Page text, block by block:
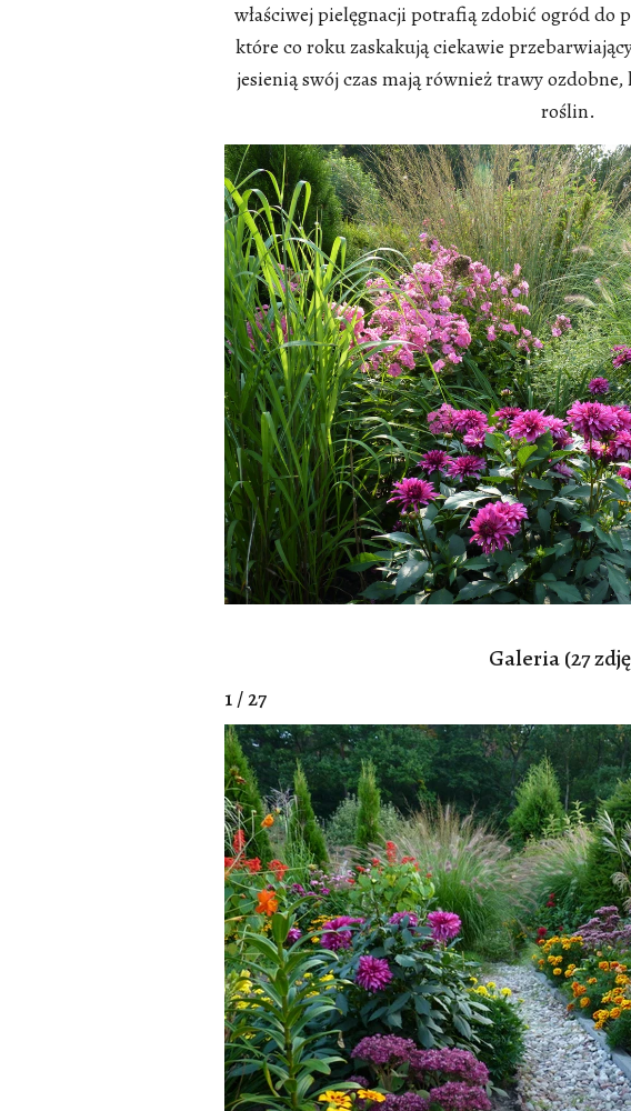
właściwej pielęgnacji potrafią zdobić ogród do
które co roku zaskakują ciekawie
jesienią swój czas mają również trawy
roślin.
Galeria (27
1 / 27